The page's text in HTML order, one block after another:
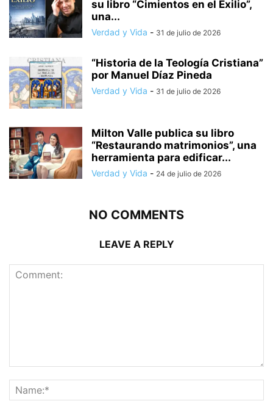
su libro “Cimientos en el Exilio”,
una...
Verdad y Vida - 31 de julio de 2026
“Historia de la Teología Cristiana”
por Manuel Díaz Pineda
Verdad y Vida - 31 de julio de 2026
Milton Valle publica su libro
“Restaurando matrimonios”, una
herramienta para edificar...
Verdad y Vida - 24 de julio de 2026
NO COMMENTS
LEAVE A REPLY